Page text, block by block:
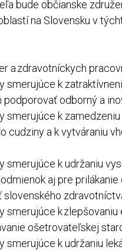
bude občianske
na Slovensku v
a zdravotníckych
smerujúce k
podporovať odborný a
smerujúce k
cudziny a k vytváraniu
smerujúce k udržaniu
aj pre
smerujúce k
ošetrovateľskej
smerujúce k udržaniu